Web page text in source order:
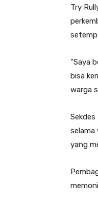
Try
“Saya
bisa
warga
selama
yang